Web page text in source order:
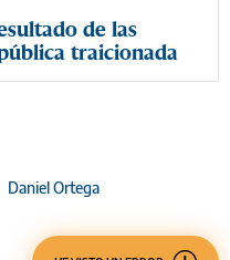
de las
traicionada
Daniel Ortega